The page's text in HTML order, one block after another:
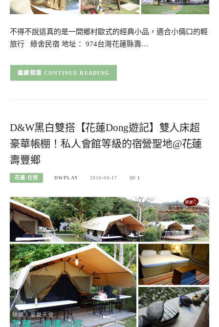
不得不說這真的是一間鄉村歐式的經典小品，適合小倆口的輕
旅行 綠舍民宿 地址： 974台灣花蓮縣壽…
CONTINUE READING
D&W黑白雙搭【花蓮Dong遊記】雙人床超
豪華帳棚！私人會館等級的宿營聖地@花蓮
壽豐鄉
花蓮-住宿 DWPLAY 2016-04-17 1